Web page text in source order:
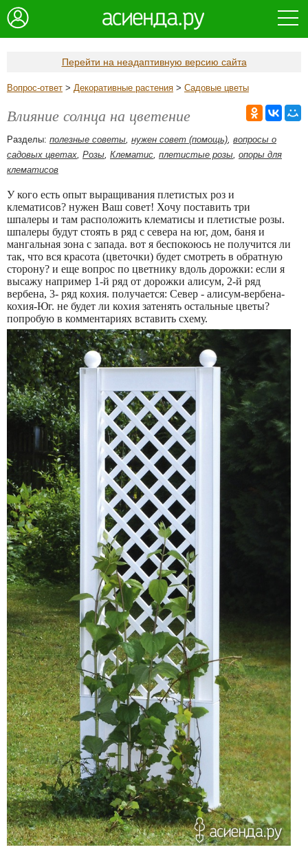
Перейти на неадаптивную версию сайта
Вопрос-ответ > Декоративные растения > Садовые цветы
Влияние солнца на цветение
Разделы: полезные советы, нужен совет (помощь), вопросы о
садовых цветах, Розы, Клематис, плетистые розы, опоры для
клематисов
У кого есть опыт выращивания плетистых роз и
клематисов? нужен Ваш совет! Хочу поставить три
шпалеры и там расположить клематисы и плетистые розы.
шпалеры будут стоять в ряд с севера на юг, дом, баня и
мангальная зона с запада. вот я беспокоюсь не получится ли
так, что вся красота (цветочки) будет смотреть в обратную
сторону? и еще вопрос по цветнику вдоль дорожки: если я
высажу например 1-й ряд от дорожки алисум, 2-й ряд
вербена, 3- ряд кохия. получается: Север - алисум-вербена-
кохия-Юг. не будет ли кохия затенять остальные цветы?
попробую в комментариях вставить схему.